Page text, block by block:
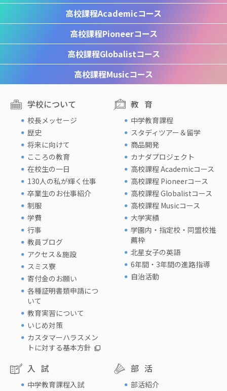
高校課程Academicコース
高校課程Pioneerコース
高校課程Globalistコース
高校課程Musicコース
学校について
校長メッセージ
歴史
将来に向けて
こころの教育
在校生の一日
130人の私が輝く仕事
卒業生のお仕事紹介
制服
学費
行事
教員ブログ
アクセス＆施設
スミス寮
寄付金のお願い
各種証明書類申請につ
いて
教育実習について
いじめ対策
カスタマーハラスメン
トに対する基本方針
教育
中学教育課程
スタディツアー＆留学
商品開発
カナダプロジェクト
高校課程 Academicコース
高校課程 Pioneerコース
高校課程 Globalistコース
高校課程 Musicコース
大学実績
学園内・指定校・同盟校推
薦枠
北星女子の英語
6年間・3年間の進路指導
自治活動
入試
中学教育課程入試
部活
部活紹介